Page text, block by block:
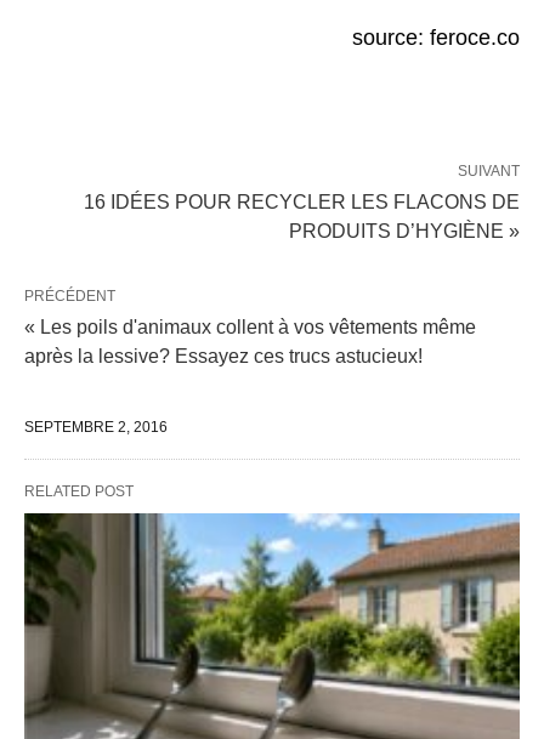
source: feroce.co
SUIVANT
16 IDÉES POUR RECYCLER LES FLACONS DE
PRODUITS D’HYGIÈNE »
PRÉCÉDENT
« Les poils d'animaux collent à vos vêtements même
après la lessive? Essayez ces trucs astucieux!
SEPTEMBRE 2, 2016
RELATED POST